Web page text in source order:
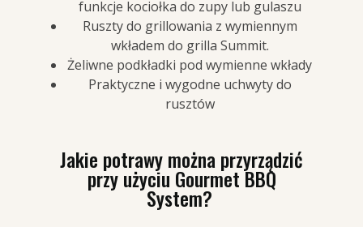
funkcje kociołka do zupy lub gulaszu
Ruszty do grillowania z wymiennym
wkładem do grilla Summit.
Żeliwne podkładki pod wymienne wkłady
Praktyczne i wygodne uchwyty do
rusztów
Jakie potrawy można przyrządzić
przy użyciu Gourmet BBQ
System?